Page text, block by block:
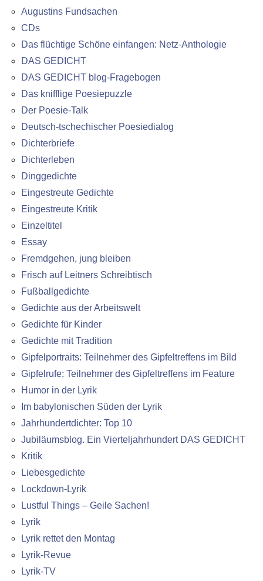
Augustins Fundsachen
CDs
Das flüchtige Schöne einfangen: Netz-Anthologie
DAS GEDICHT
DAS GEDICHT blog-Fragebogen
Das knifflige Poesiepuzzle
Der Poesie-Talk
Deutsch-tschechischer Poesiedialog
Dichterbriefe
Dichterleben
Dinggedichte
Eingestreute Gedichte
Eingestreute Kritik
Einzeltitel
Essay
Fremdgehen, jung bleiben
Frisch auf Leitners Schreibtisch
Fußballgedichte
Gedichte aus der Arbeitswelt
Gedichte für Kinder
Gedichte mit Tradition
Gipfelportraits: Teilnehmer des Gipfeltreffens im Bild
Gipfelrufe: Teilnehmer des Gipfeltreffens im Feature
Humor in der Lyrik
Im babylonischen Süden der Lyrik
Jahrhundertdichter: Top 10
Jubiläumsblog. Ein Vierteljahrhundert DAS GEDICHT
Kritik
Liebesgedichte
Lockdown-Lyrik
Lustful Things – Geile Sachen!
Lyrik
Lyrik rettet den Montag
Lyrik-Revue
Lyrik-TV